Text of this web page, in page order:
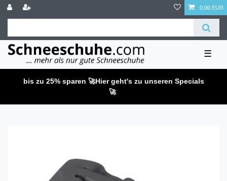
0,00 EUR
☰
bis zu 25% sparen 🚀Hier geht's zu unseren Specials
🚀